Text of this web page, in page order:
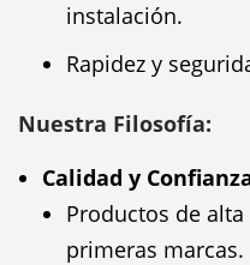
instalación.
Rapidez y
Nuestra Filosofía:
Calidad y
Productos de
primeras marcas.